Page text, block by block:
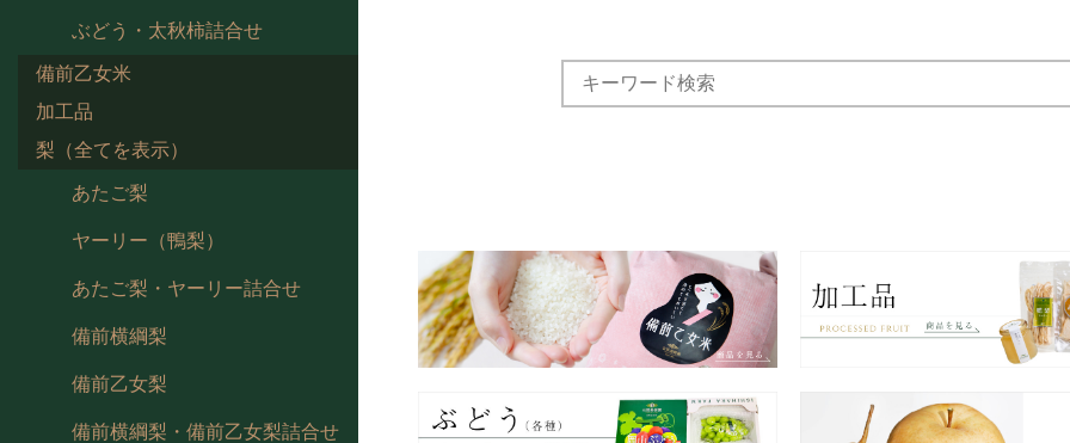
ぶどう・太秋柿詰合せ
備前乙女米
加工品
梨（全てを表示）
あたご梨
ヤーリー（鴨梨）
あたご梨・ヤーリー詰合せ
備前横綱梨
備前乙女梨
備前横綱梨・備前乙女梨詰合せ